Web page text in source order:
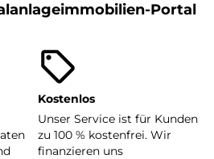
Portal
Kostenlos
Unser Service ist für Kunden
zu 100 % kostenfrei. Wir
finanzieren uns